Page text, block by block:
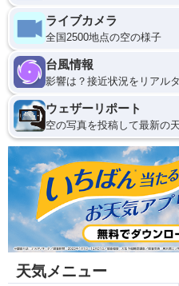
ライブカメラ
全国2500地点の空の様子
台風情報
影響は？接近状況をリアル
ウェザーリポート
空の写真を投稿して最新の
天気メニュー